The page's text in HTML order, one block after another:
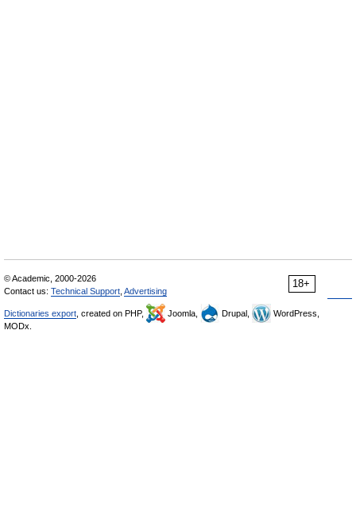
18+
© Academic, 2000-2026
Contact us: Technical Support Advertising
Dictionaries export , created on PHP, Joomla, Drupal,
WordPress,
MODx.